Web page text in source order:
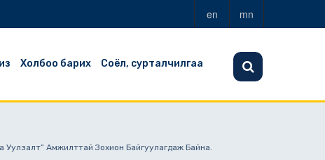
en mn
Холбоо барих Соёл, сурталчилгаа
Уулзалт” Амжилттай Зохион Байгуулагдаж Байна.